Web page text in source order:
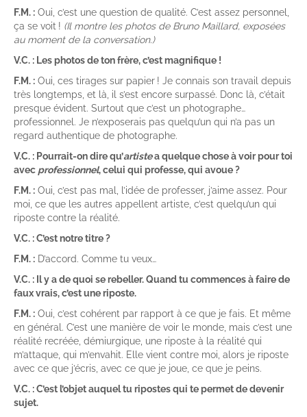
F.M. : Oui, c’est une question de qualité. C’est assez personnel,
ça se voit ! (Il montre les photos de Bruno Maillard, exposées
au moment de la conversation.)
V.C. : Les photos de ton frère, c’est magnifique !
F.M. : Oui, ces tirages sur papier ! Je connais son travail depuis
très longtemps, et là, il s’est encore surpassé. Donc là, c’était
presque évident. Surtout que c’est un photographe…
professionnel. Je n’exposerais pas quelqu’un qui n’a pas un
regard authentique de photographe.
V.C. : Pourrait-on dire qu’artistea quelque chose à voir pour toi
avec professionnel, celui qui professe, qui avoue ?
F.M. : Oui, c’est pas mal, l’idée de professer, j’aime assez. Pour
moi, ce que les autres appellent artiste, c’est quelqu’un qui
riposte contre la réalité.
V.C. : C’est notre titre ?
F.M. : D’accord. Comme tu veux…
V.C. : Il y a de quoi se rebeller. Quand tu commences à faire de
faux vrais, c’est une riposte.
F.M. : Oui, c’est cohérent par rapport à ce que je fais. Et même
en général. C’est une manière de voir le monde, mais c’est une
réalité recréée, démiurgique, une riposte à la réalité qui
m’attaque, qui m’envahit. Elle vient contre moi, alors je riposte
avec ce que j’écris, avec ce que je joue, ce que je peins.
V.C. : C’est l’objet auquel tu ripostes qui te permet de devenir
sujet.